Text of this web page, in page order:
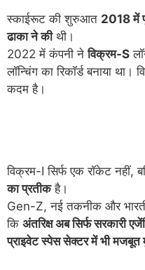
स्काईरूट की शुरुआत 2018 में
ढाका ने कीथी।
2022 में कंपनी नेविक्रम-S
लॉन्चिंग का रिकॉर्ड बनाया
कदम है।
विक्रम-I सिर्फ एक रॉकेट नहीं,
का प्रतीकहै।
Gen-Z, नई तकनीक और
कि अंतरिक्ष अब सिर्फ सरकारी
प्राइवेट स्पेस सेक्टर में भी मजबूत